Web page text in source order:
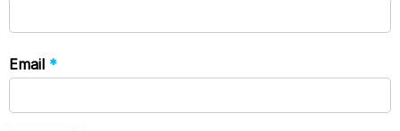
Email *